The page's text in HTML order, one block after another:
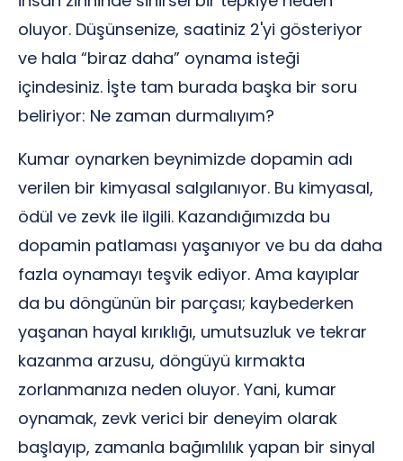
oluyor. Düşünsenize, saatiniz 2'yi gösteriyor
ve hala “biraz daha” oynama isteği
içindesiniz. İşte tam burada başka bir soru
beliriyor: Ne zaman durmalıyım?
Kumar oynarken beynimizde dopamin adı
verilen bir kimyasal salgılanıyor. Bu kimyasal,
ödül ve zevk ile ilgili. Kazandığımızda bu
dopamin patlaması yaşanıyor ve bu da daha
fazla oynamayı teşvik ediyor. Ama kayıplar
da bu döngünün bir parçası; kaybederken
yaşanan hayal kırıklığı, umutsuzluk ve tekrar
kazanma arzusu, döngüyü kırmakta
zorlanmanıza neden oluyor. Yani, kumar
oynamak, zevk verici bir deneyim olarak
başlayıp, zamanla bağımlılık yapan bir sinyal